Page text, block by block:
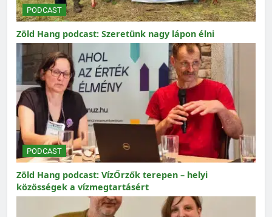
PODCAST
Zöld Hang podcast: Szeretünk nagy lápon élni
PODCAST
Zöld Hang podcast: VízŐrzők terepen – helyi
közösségek a vízmegtartásért